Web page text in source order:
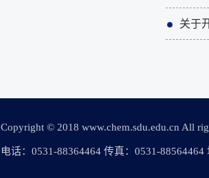
关于
Copyright © 2018 www.chem.sdu.edu.cn All
电话：0531-88364464 传真：0531-